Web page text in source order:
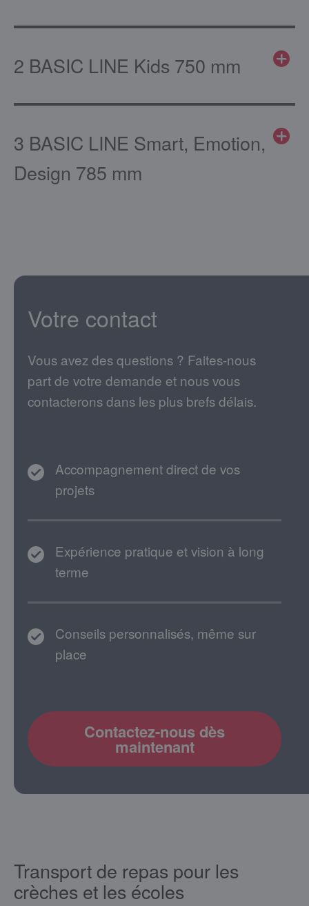
2 BASIC LINE Kids 750 mm
3 BASIC LINE Smart, Emotion,
Design 785 mm
Votre contact
Vous avez des questions ? Faites-nous
part de votre demande et nous vous
contacterons dans les plus brefs délais.
Accompagnement direct de vos
projets
Expérience pratique et vision à long
terme
Conseils personnalisés, même sur
place
Contactez-nous dès
maintenant
Transport de repas pour les
crèches et les écoles